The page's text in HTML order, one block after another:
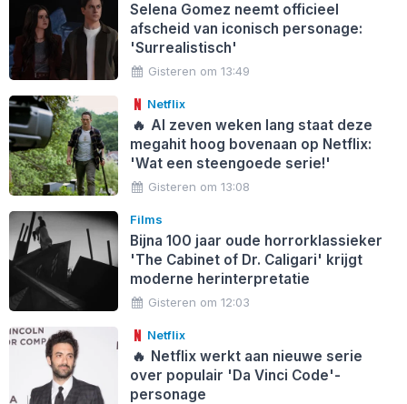
Selena Gomez neemt officieel
afscheid van iconisch personage:
'Surrealistisch'
Gisteren om 13:49
Netflix
🔥 Al zeven weken lang staat deze
megahit hoog bovenaan op Netflix:
'Wat een steengoede serie!'
Gisteren om 13:08
Films
Bijna 100 jaar oude horrorklassieker
'The Cabinet of Dr. Caligari' krijgt
moderne herinterpretatie
Gisteren om 12:03
Netflix
🔥 Netflix werkt aan nieuwe serie
over populair 'Da Vinci Code'-
personage